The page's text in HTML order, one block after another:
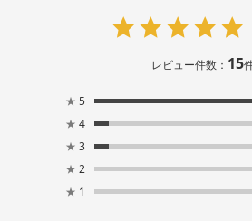
レビュー件数： 15
★ 5
★ 4
★ 3
★ 2
★ 1